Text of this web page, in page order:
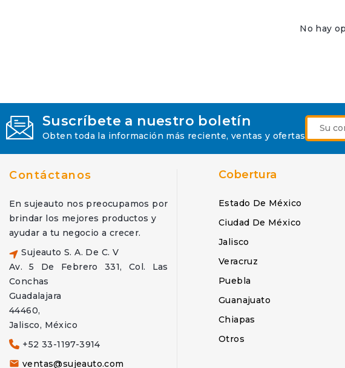
No hay
Suscríbete a nuestro boletín
Obten toda la información más reciente, ventas y ofertas
Contáctanos
En sujeauto nos preocupamos por
brindar los mejores productos y
ayudar a tu negocio a crecer.
Sujeauto S. A. De C. V
Av. 5 De Febrero 331, Col. Las
Conchas
Guadalajara
44460,
Jalisco, México
+52 33-1197-3914
 ventas@sujeauto.com
Cobertura
Estado De México
Ciudad De México
Jalisco
Veracruz
Puebla
Guanajuato
Chiapas
Otros